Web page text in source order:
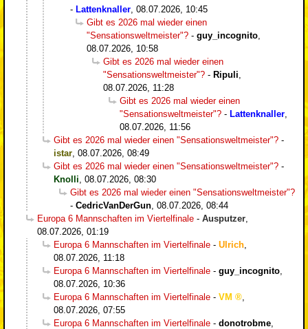
- Lattenknaller 08.07.2026, 10:45
Gibt es 2026 mal wieder einen
"Sensationsweltmeister"? - guy_incognito
08.07.2026, 10:58
Gibt es 2026 mal wieder einen
"Sensationsweltmeister"? - Ripuli
08.07.2026, 11:28
Gibt es 2026 mal wieder einen
"Sensationsweltmeister"? - Lattenknaller
08.07.2026, 11:56
Gibt es 2026 mal wieder einen "Sensationsweltmeister"? -
istar 08.07.2026, 08:49
Gibt es 2026 mal wieder einen "Sensationsweltmeister"? -
Knolli 08.07.2026, 08:30
Gibt es 2026 mal wieder einen "Sensationsweltmeister"?
- CedricVanDerGun 08.07.2026, 08:44
Europa 6 Mannschaften im Viertelfinale - Ausputzer
08.07.2026, 01:19
Europa 6 Mannschaften im Viertelfinale - Ulrich
08.07.2026, 11:18
Europa 6 Mannschaften im Viertelfinale - guy_incognito
08.07.2026, 10:36
Europa 6 Mannschaften im Viertelfinale - VM
08.07.2026, 07:55
Europa 6 Mannschaften im Viertelfinale - donotrobme